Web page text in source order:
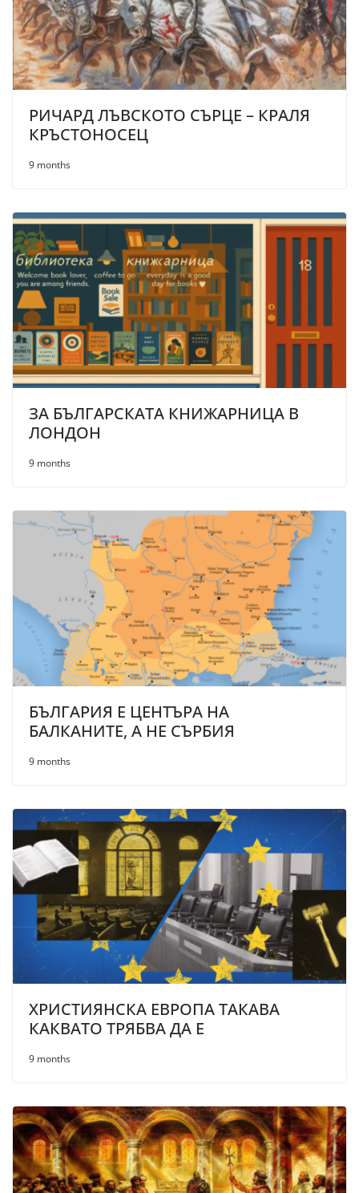
РИЧАРД ЛЪВСКОТО СЪРЦЕ – КРАЛЯ
КРЪСТОНОСЕЦ
9 months
ЗА БЪЛГАРСКАТА КНИЖАРНИЦА В
ЛОНДОН
9 months
БЪЛГАРИЯ Е ЦЕНТЪРА НА
БАЛКАНИТЕ, А НЕ СЪРБИЯ
9 months
ХРИСТИЯНСКА ЕВРОПА ТАКАВА
КАКВАТО ТРЯБВА ДА Е
9 months